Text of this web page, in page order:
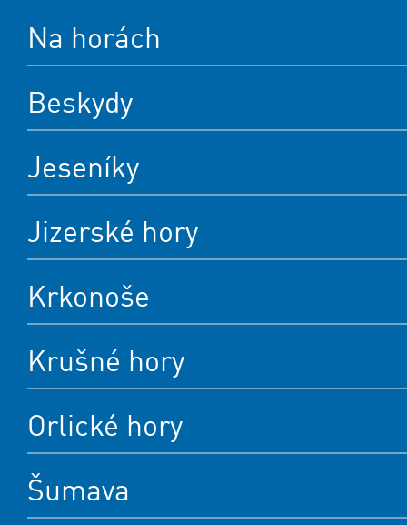
Na horách
Beskydy
Jeseníky
Jizerské hory
Krkonoše
Krušné hory
Orlické hory
Šumava